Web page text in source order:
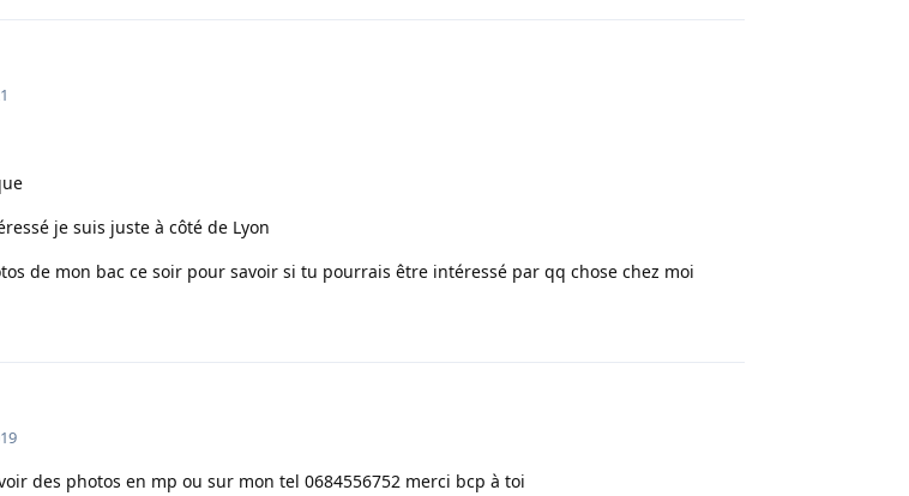
je suis juste à côté de Lyon
de mon bac ce soir pour savoir si tu pourrais être intéressé par qq chose chez moi
des photos en mp ou sur mon tel 0684556752 merci bcp à toi